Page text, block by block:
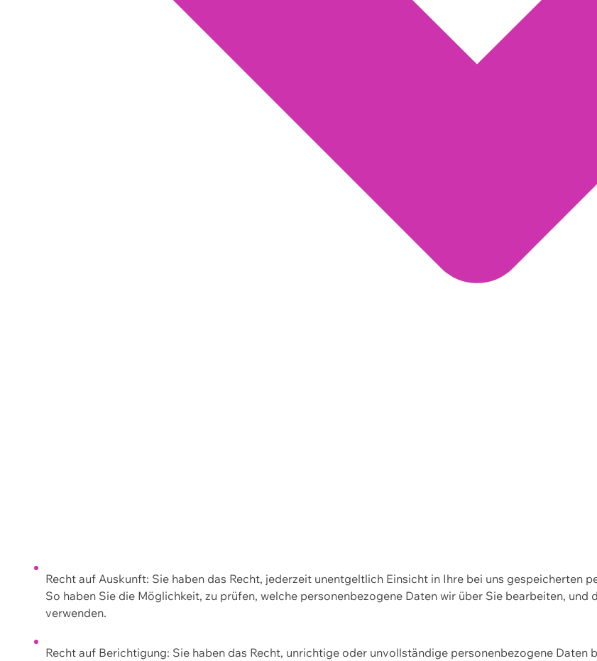
Recht auf Auskunft: Sie haben das Recht, jederzeit unentgeltlich Einsicht in Ihre bei uns gespeicherten
So haben Sie die Möglichkeit, zu prüfen, welche personenbezogene Daten wir über Sie bearbeiten,
verwenden.
Recht auf Berichtigung: Sie haben das Recht, unrichtige oder unvollständige personenbezogene